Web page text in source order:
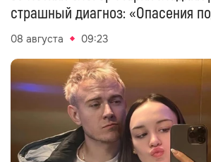
страшный диагноз: «Опасения
08 августа 09:23